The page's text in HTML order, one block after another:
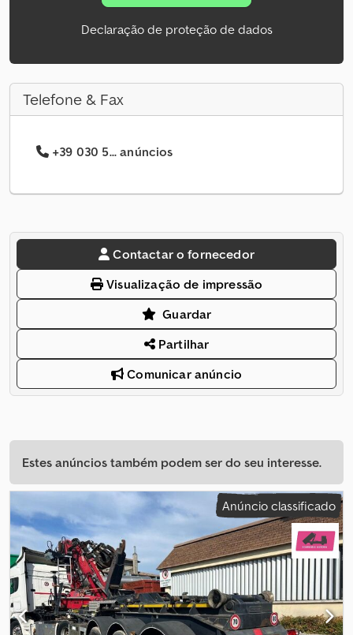
Declaração de proteção de dados
Telefone & Fax
+39 030 5... anúncios
Contactar o fornecedor
Visualização de impressão
Guardar
Partilhar
Comunicar anúncio
Estes anúncios também podem ser do seu interesse.
Anúncio classificado